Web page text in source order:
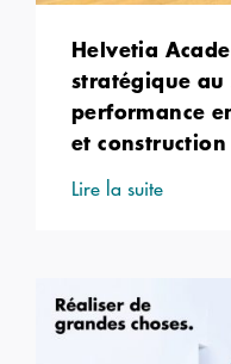
Helvetia
stratégique au
performance
et construction
Lire la suite